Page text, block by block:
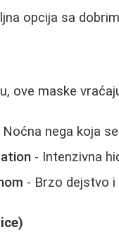
opcija sa
ove maske
Noćna nega koja
- Intenzivna
- Brzo dejstvo i